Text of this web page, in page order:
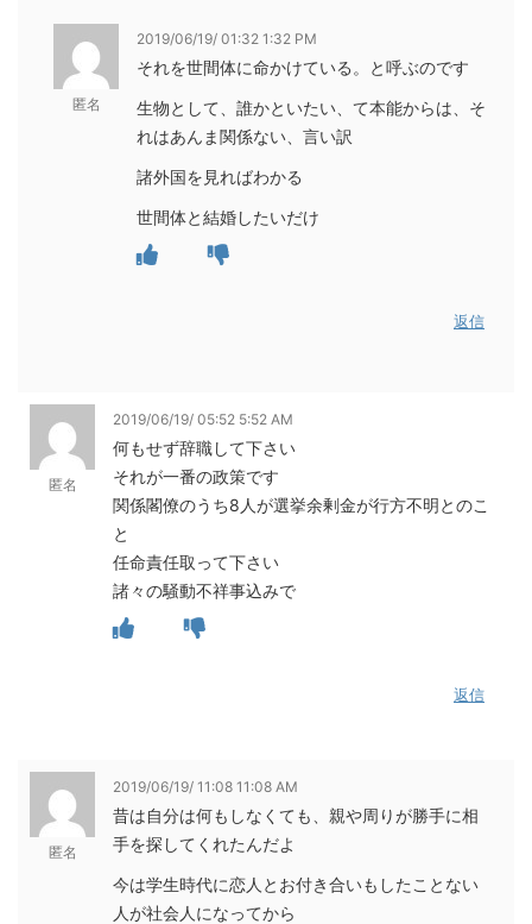
匿名
2019/06/19/ 01:32 1:32 PM
それを世間体に命かけている。と呼ぶのです
生物として、誰かといたい、て本能からは、そ
れはあんま関係ない、言い訳
諸外国を見ればわかる
世間体と結婚したいだけ
返信
匿名
2019/06/19/ 05:52 5:52 AM
何もせず辞職して下さい
それが一番の政策です
関係閣僚のうち8人が選挙余剰金が行方不明とのこ
と
任命責任取って下さい
諸々の騒動不祥事込みで
返信
匿名
2019/06/19/ 11:08 11:08 AM
昔は自分は何もしなくても、親や周りが勝手に相
手を探してくれたんだよ
今は学生時代に恋人とお付き合いもしたことない
人が社会人になってから